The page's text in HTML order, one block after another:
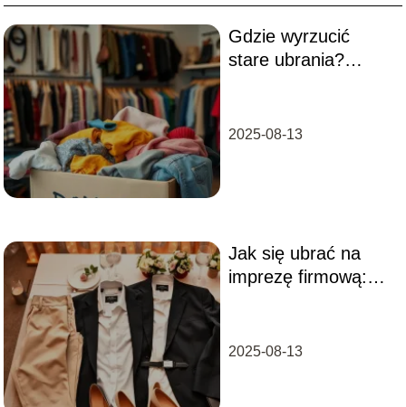
Gdzie wyrzucić
stare ubrania?
2025-08-13
Jak się ubrać na
imprezę firmową:
2025-08-13